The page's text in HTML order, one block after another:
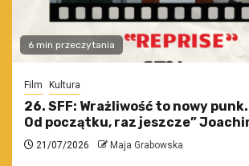
6 min przeczytania
Film Kultura
26. SFF: Wrażliwość to nowy punk.
Od początku, raz jeszcze”
21/07/2026 Maja Grabowska